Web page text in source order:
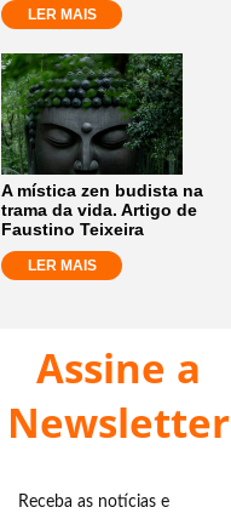
LER MAIS
A mística zen budista na
trama da vida. Artigo de
Faustino Teixeira
LER MAIS
Assine a
Newsletter
Receba as notícias e